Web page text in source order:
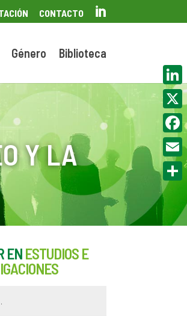
CONTACTO 
Género Biblioteca
Y LA
EN ESTUDIOS E
X
Email